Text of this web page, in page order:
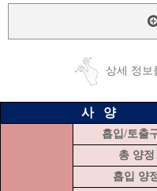
상세 정보
사 양
흡입/토출
총 양정
흡입 양